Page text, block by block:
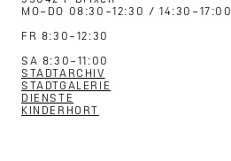
MO–DO 08:30–12:30 / 14:30–17:00
FR 8:30–12:30
SA 8:30–11:00
STADTARCHIV
STADTGALERIE
DIENSTE
KINDERHORT